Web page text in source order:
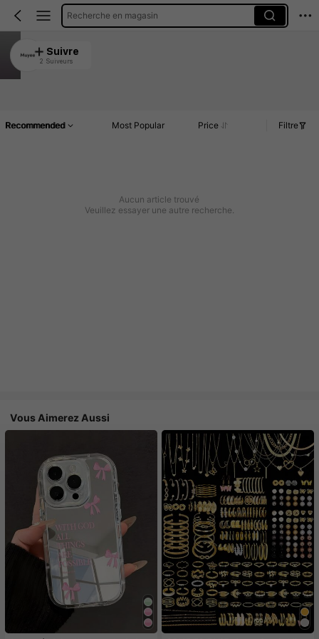
Recherche en magasin
Muyee
5.00
Suivre
2 Suiveurs
Recommended Most Popular Price Filtre
Aucun article trouvé
Veuillez essayer une autre recherche.
Vous Aimerez Aussi